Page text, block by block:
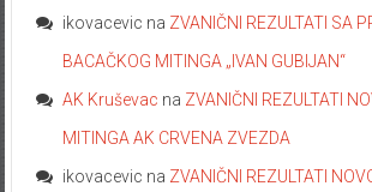
ikovacevic na ZVANIČNI REZULTATI SA
BACAČKOG MITINGA „IVAN GUBIJAN“
AK Kruševac na ZVANIČNI REZULTATI
MITINGA AK CRVENA ZVEZDA
ikovacevic na ZVANIČNI REZULTATI